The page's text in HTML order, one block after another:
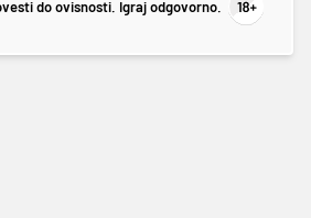
do ovisnosti. Igraj odgovorno.